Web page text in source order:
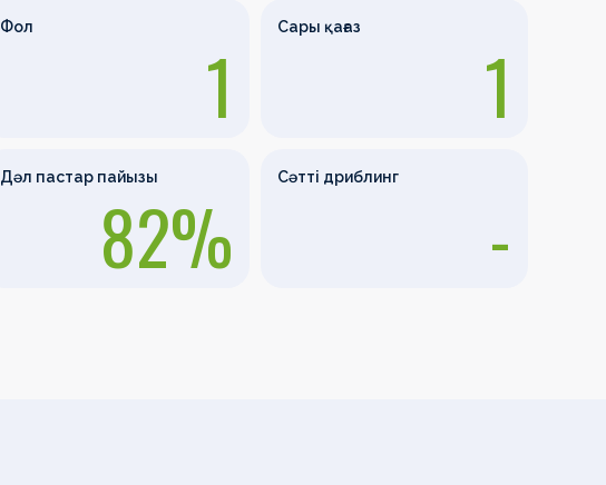
Фол
1
Сары қағаз
1
Дәл пастар пайызы
82%
Сәтті дриблинг
-